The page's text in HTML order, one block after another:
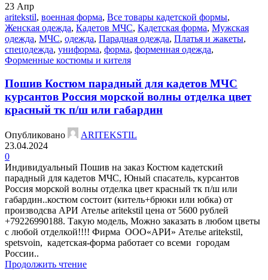
23 Апр
aritekstil, военная форма, Все товары кадетской формы,
Женская одежда, Кадетов МЧС, Кадетская форма, Мужская
одежда, МЧС, одежда, Парадная одежда, Платья и жакеты,
спецодежда, униформа, форма, форменная одежда,
Форменные костюмы и кителя
Пошив Костюм парадный для кадетов МЧС
курсантов Россия морской волны отделка цвет
красный тк п/ш или габардин
Опубликовано
ARITEKSTIL
23.04.2024
0
Индивидуальный Пошив на заказ Костюм кадетский
парадный для кадетов МЧС, Юный спасатель, курсантов
Россия морской волны отделка цвет красный тк п/ш или
габардин..костюм состоит (китель+брюки или юбка) от
производсва АРИ Ателье aritekstil цена от 5600 рублей
+79226990188. Такую модель, Mожно заказать в любом цветы
с любой отделкой!!!! Фирма ООО«АРИ» Ателье aritekstil,
spetsvoin, кадетская-форма работает со всеми городам
России..
Продолжить чтение